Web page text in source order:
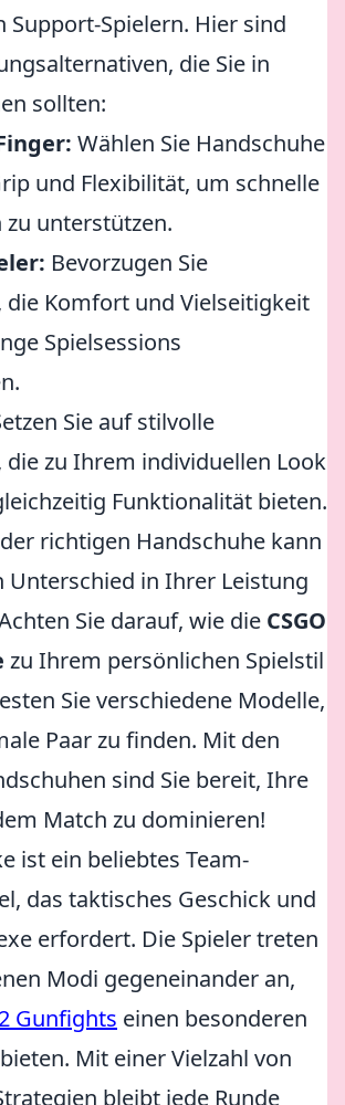
Support-Spielern. Hier sind
die Sie in
sollten:
Wählen Sie Handschuhe
und Flexibilität, um schnelle
zu unterstützen.
Bevorzugen Sie
die Komfort und Vielseitigkeit
Spielsessions
Sie auf stilvolle
die zu Ihrem individuellen Look
Funktionalität bieten.
richtigen Handschuhe kann
Unterschied in Ihrer Leistung
Sie darauf, wie die CSGO
zu Ihrem persönlichen Spielstil
Sie verschiedene Modelle,
Paar zu finden. Mit den
sind Sie bereit, Ihre
Match zu dominieren!
ist ein beliebtes Team-
das taktisches Geschick und
erfordert. Die Spieler treten
Modi gegeneinander an,
Gunfights einen besonderen
Mit einer Vielzahl von
bleibt jede Runde